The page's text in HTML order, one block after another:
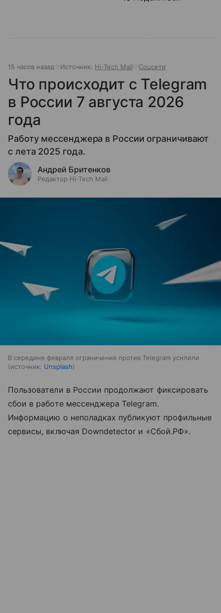
15 часов назад Источник: Hi-Tech Mail Соцсети
Что происходит с Telegram
в России 7 августа 2026
года
Работу мессенджера в России ограничивают
с лета 2025 года.
Андрей Бритенков
Редактор Hi-Tech Mail
В середине февраля ограничения против Telegram усилили
источник: Unsplash
Пользователи в России продолжают фиксировать
сбои в работе мессенджера Telegram.
Информацию о неполадках публикуют профильные
сервисы, включая Downdetector и «Сбой.РФ».